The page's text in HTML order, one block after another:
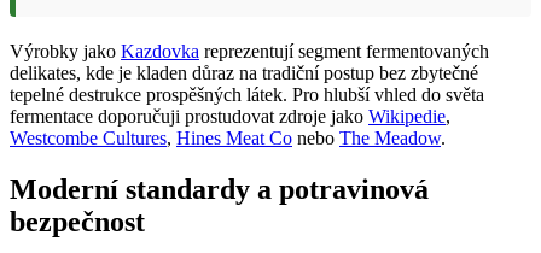
Výrobky jako Kazdovka reprezentují segment fermentovaných
delikates, kde je kladen důraz na tradiční postup bez zbytečné
tepelné destrukce prospěšných látek. Pro hlubší vhled do světa
fermentace doporučuji prostudovat zdroje jako Wikipedie,
Westcombe Cultures, Hines Meat Co nebo The Meadow.
Moderní standardy a potravinová
bezpečnost